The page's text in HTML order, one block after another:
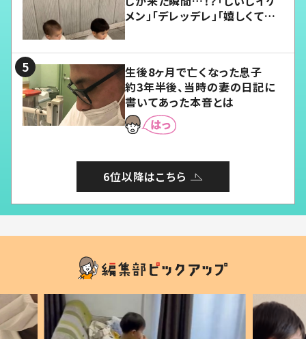
メン」「デレッデレ」「嬉しくて可
生後8ヶ月で亡くなった息子
約3年半後、当時の妻の日記に
書いてあった本音とは
6位以降はこちら